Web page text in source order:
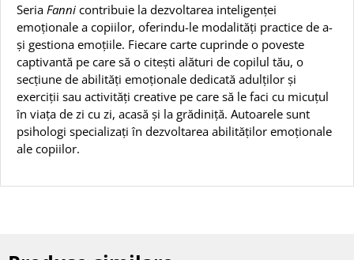
Seria Fanni contribuie la dezvoltarea inteligenței
emoționale a copiilor, oferindu-le modalități practice de a-
și gestiona emoțiile. Fiecare carte cuprinde o poveste
captivantă pe care să o citești alături de copilul tău, o
secțiune de abilități emoționale dedicată adulților și
exerciții sau activități creative pe care să le faci cu micuțul
în viața de zi cu zi, acasă și la grădiniță. Autoarele sunt
psihologi specializați în dezvoltarea abilităților emoționale
ale copiilor.